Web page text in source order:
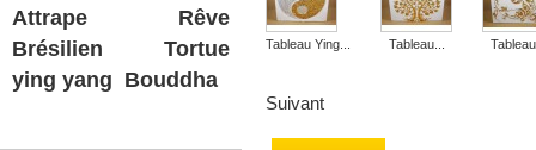
Attrape Rêve
Brésilien
Tortue
ying yang Bouddha
Tableau Ying... Tableau...
Suivant